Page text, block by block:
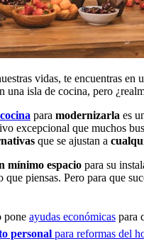
vidas, te encuentras
una isla de cocina, pero
para modernizarla es
excepcional que muchos
que se ajustan a
mínimo espacio para su
piensas. Pero para que
pone ayudas económicas para
personal para reformas del